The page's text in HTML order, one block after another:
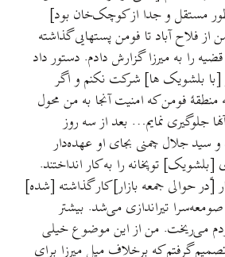
مستقل و جدا از کوچک‌خان بود]
فلاح آباد تا فومن پستهایی گذاشته
را به میرزا گزارش دادم. دستور داد
[با بلشویک ها] شرکت نکنم و اگر
فومن که امنیت آنجا به من محول
جلوگیری نمایم… بعد از سه روز
سید جلال چمنی بجای او عهده‌دار
توپخانه را به کار انداختند.
[ًدر حوالی جمعه بازار] کار گذاشته [شده]
تیراندازی می‌شد. بیشتر
می‌ریخت. من از این موضوع خیلی
گرفتم که برخلاف میل میرزا برای